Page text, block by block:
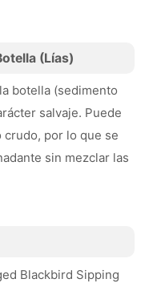
(Lías)
botella (sedimento
salvaje. Puede
por lo que se
sin mezclar las
Blackbird Sipping